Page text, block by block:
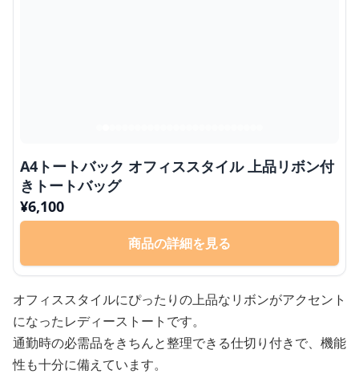
A4トートバック オフィススタイル 上品リボン付
きトートバッグ
¥6,100
商品の詳細を見る
オフィススタイルにぴったりの上品なリボンがアクセント
になったレディーストートです。
通勤時の必需品をきちんと整理できる仕切り付きで、機能
性も十分に備えています。